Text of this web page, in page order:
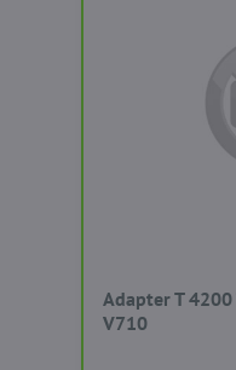
Adapter T
V710